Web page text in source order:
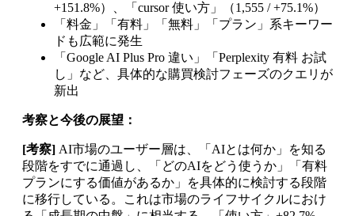
+151.8%）、「cursor 使い方」（1,555 / +75.1%）
「料金」「有料」「無料」「プラン」系キーワー
ドも広範に発生
「Google AI Plus Pro 違い」「Perplexity 有料 お試
し」など、具体的な購買検討フェーズのクエリが
新出
考察と今後の展望：
[考察] AI市場のユーザー層は、「AIとは何か」を知る
段階をすでに通過し、「どのAIをどう使うか」「有料
プランにする価値があるか」を具体的に検討する段階
に移行している。これは市場のライフサイクルにおけ